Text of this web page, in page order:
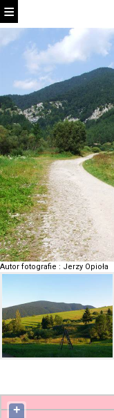
Autor fotografie : Jerzy Opioła
+